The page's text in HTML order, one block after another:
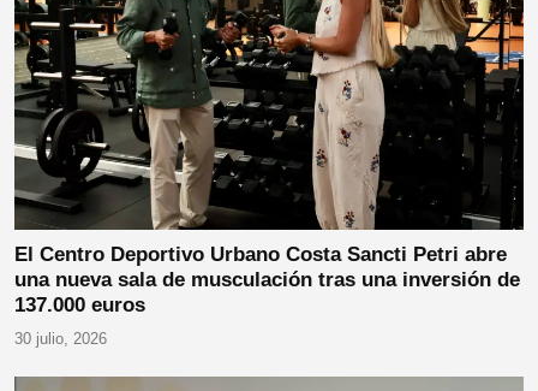
El Centro Deportivo Urbano Costa Sancti Petri abre
una nueva sala de musculación tras una inversión de
137.000 euros
30 julio, 2026